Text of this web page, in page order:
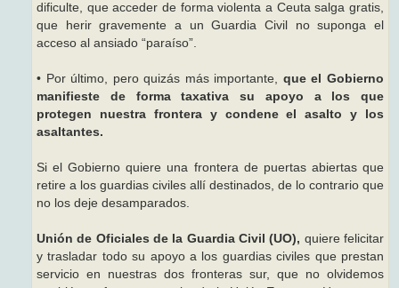
dificulte, que acceder de forma violenta a Ceuta salga gratis,
que herir gravemente a un Guardia Civil no suponga el
acceso al ansiado “paraíso”.
• Por último, pero quizás más importante, que el Gobierno
manifieste de forma taxativa su apoyo a los que
protegen nuestra frontera y condene el asalto y los
asaltantes.
Si el Gobierno quiere una frontera de puertas abiertas que
retire a los guardias civiles allí destinados, de lo contrario que
no los deje desamparados.
Unión de Oficiales de la Guardia Civil (UO), quiere felicitar
y trasladar todo su apoyo a los guardias civiles que prestan
servicio en nuestras dos fronteras sur, que no olvidemos